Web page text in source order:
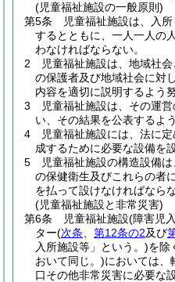
(児童福祉施設の一般原則)
第5条
児童福祉施設は、入
するとともに、一人一人の
わなければならない。
2
児童福祉施設は、地域社
の保護者及び地域社会に対
内容を適切に説明するよう
3
児童福祉施設は、その運
い、その結果を公表するよ
4
児童福祉施設には、法に
成するために必要な設備を
5
児童福祉施設の構造設備
の保健衛生及びこれらの者
を払って設けなければならな
(児童福祉施設と非常災害)
第6条
児童福祉施設(障害児
ター(次条 第12条の2及び
入所施設等」という。)を除
おいて同じ。)においては、
口その他非常災害に必要な